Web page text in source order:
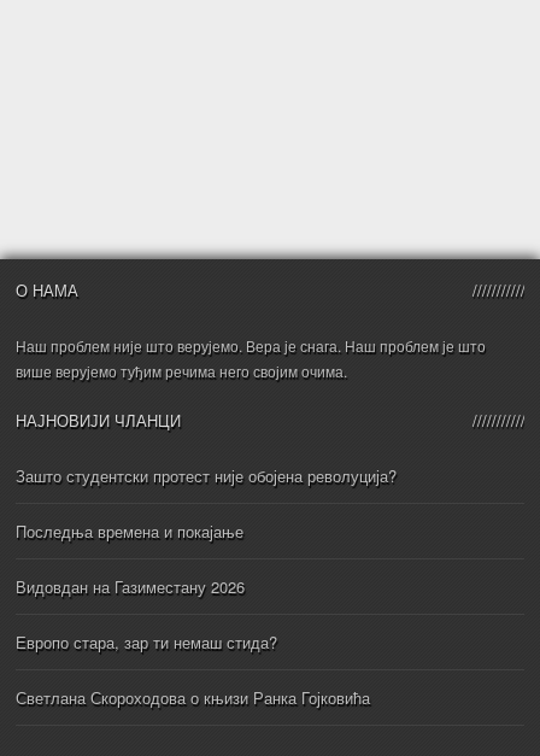
О НАМА
Наш проблем није што верујемо. Вера је снага. Наш проблем је што
више верујемо туђим речима него својим очима.
НАЈНОВИЈИ ЧЛАНЦИ
Зашто студентски протест није обојена револуција?
Последња времена и покајање
Видовдан на Газиместану 2026
Европо стара, зар ти немаш стида?
Светлана Скороходова о књизи Ранка Гојковића